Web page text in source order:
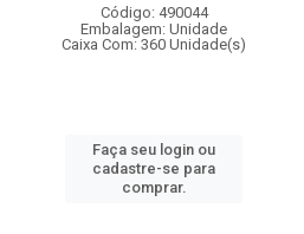
Código: 490044
Embalagem: Unidade
Caixa Com: 360 Unidade(s)
Faça seu login ou
cadastre-se para
comprar.